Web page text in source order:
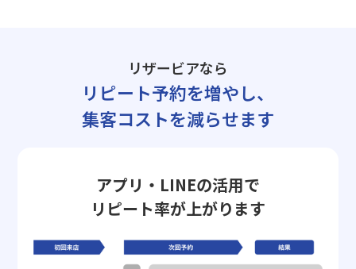
リザービアなら
リピート予約を増やし、
集客コストを減らせます
アプリ・LINEの活用で
リピート率が上がります